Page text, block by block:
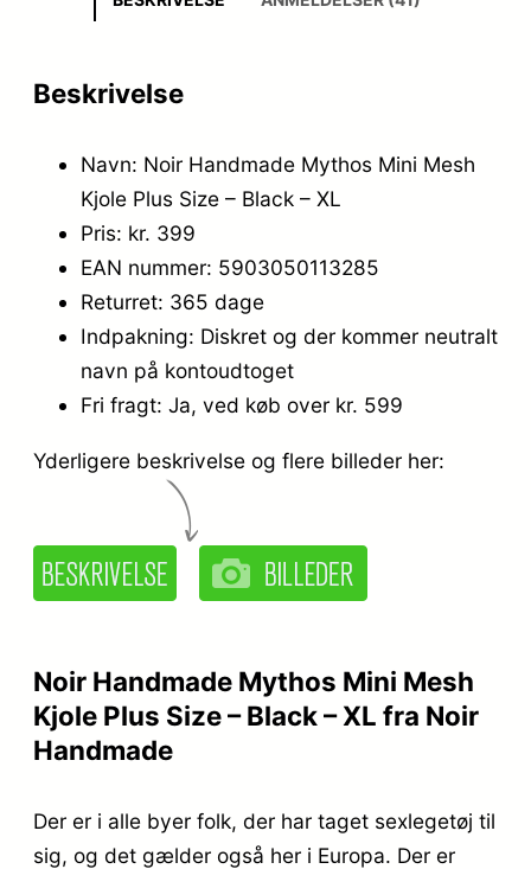
Beskrivelse
Navn: Noir Handmade Mythos Mini Mesh
Kjole Plus Size – Black – XL
Pris: kr. 399
EAN nummer: 5903050113285
Returret: 365 dage
Indpakning: Diskret og der kommer neutralt
navn på kontoudtoget
Fri fragt: Ja, ved køb over kr. 599
Yderligere beskrivelse og flere billeder her:
Noir Handmade Mythos Mini Mesh
Kjole Plus Size – Black – XL fra Noir
Handmade
Der er i alle byer folk, der har taget sexlegetøj til
sig, og det gælder også her i Europa. Der er